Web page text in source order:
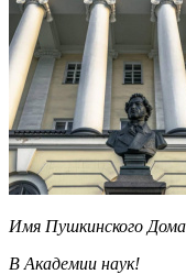
Имя Пушкинского Дома
В Академии наук!